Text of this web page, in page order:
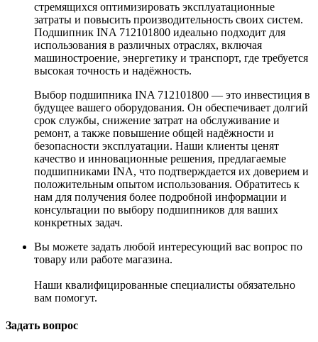
стремящихся оптимизировать эксплуатационные
затраты и повысить производительность своих систем.
Подшипник INA 712101800 идеально подходит для
использования в различных отраслях, включая
машиностроение, энергетику и транспорт, где требуется
высокая точность и надёжность.
Выбор подшипника INA 712101800 — это инвестиция в
будущее вашего оборудования. Он обеспечивает долгий
срок службы, снижение затрат на обслуживание и
ремонт, а также повышение общей надёжности и
безопасности эксплуатации. Наши клиенты ценят
качество и инновационные решения, предлагаемые
подшипниками INA, что подтверждается их доверием и
положительным опытом использования. Обратитесь к
нам для получения более подробной информации и
консультации по выбору подшипников для ваших
конкретных задач.
Вы можете задать любой интересующий вас вопрос по
товару или работе магазина.
Наши квалифицированные специалисты обязательно
вам помогут.
Задать вопрос